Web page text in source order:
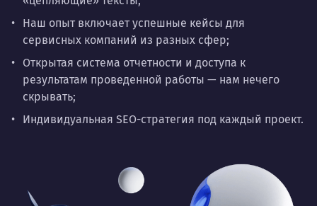
Наш опыт включает успешные кейсы для
сервисных компаний из разных сфер;
Открытая система отчетности и доступа к
результатам проведенной работы — нам нечего
скрывать;
Индивидуальная SEO-стратегия под каждый проект.